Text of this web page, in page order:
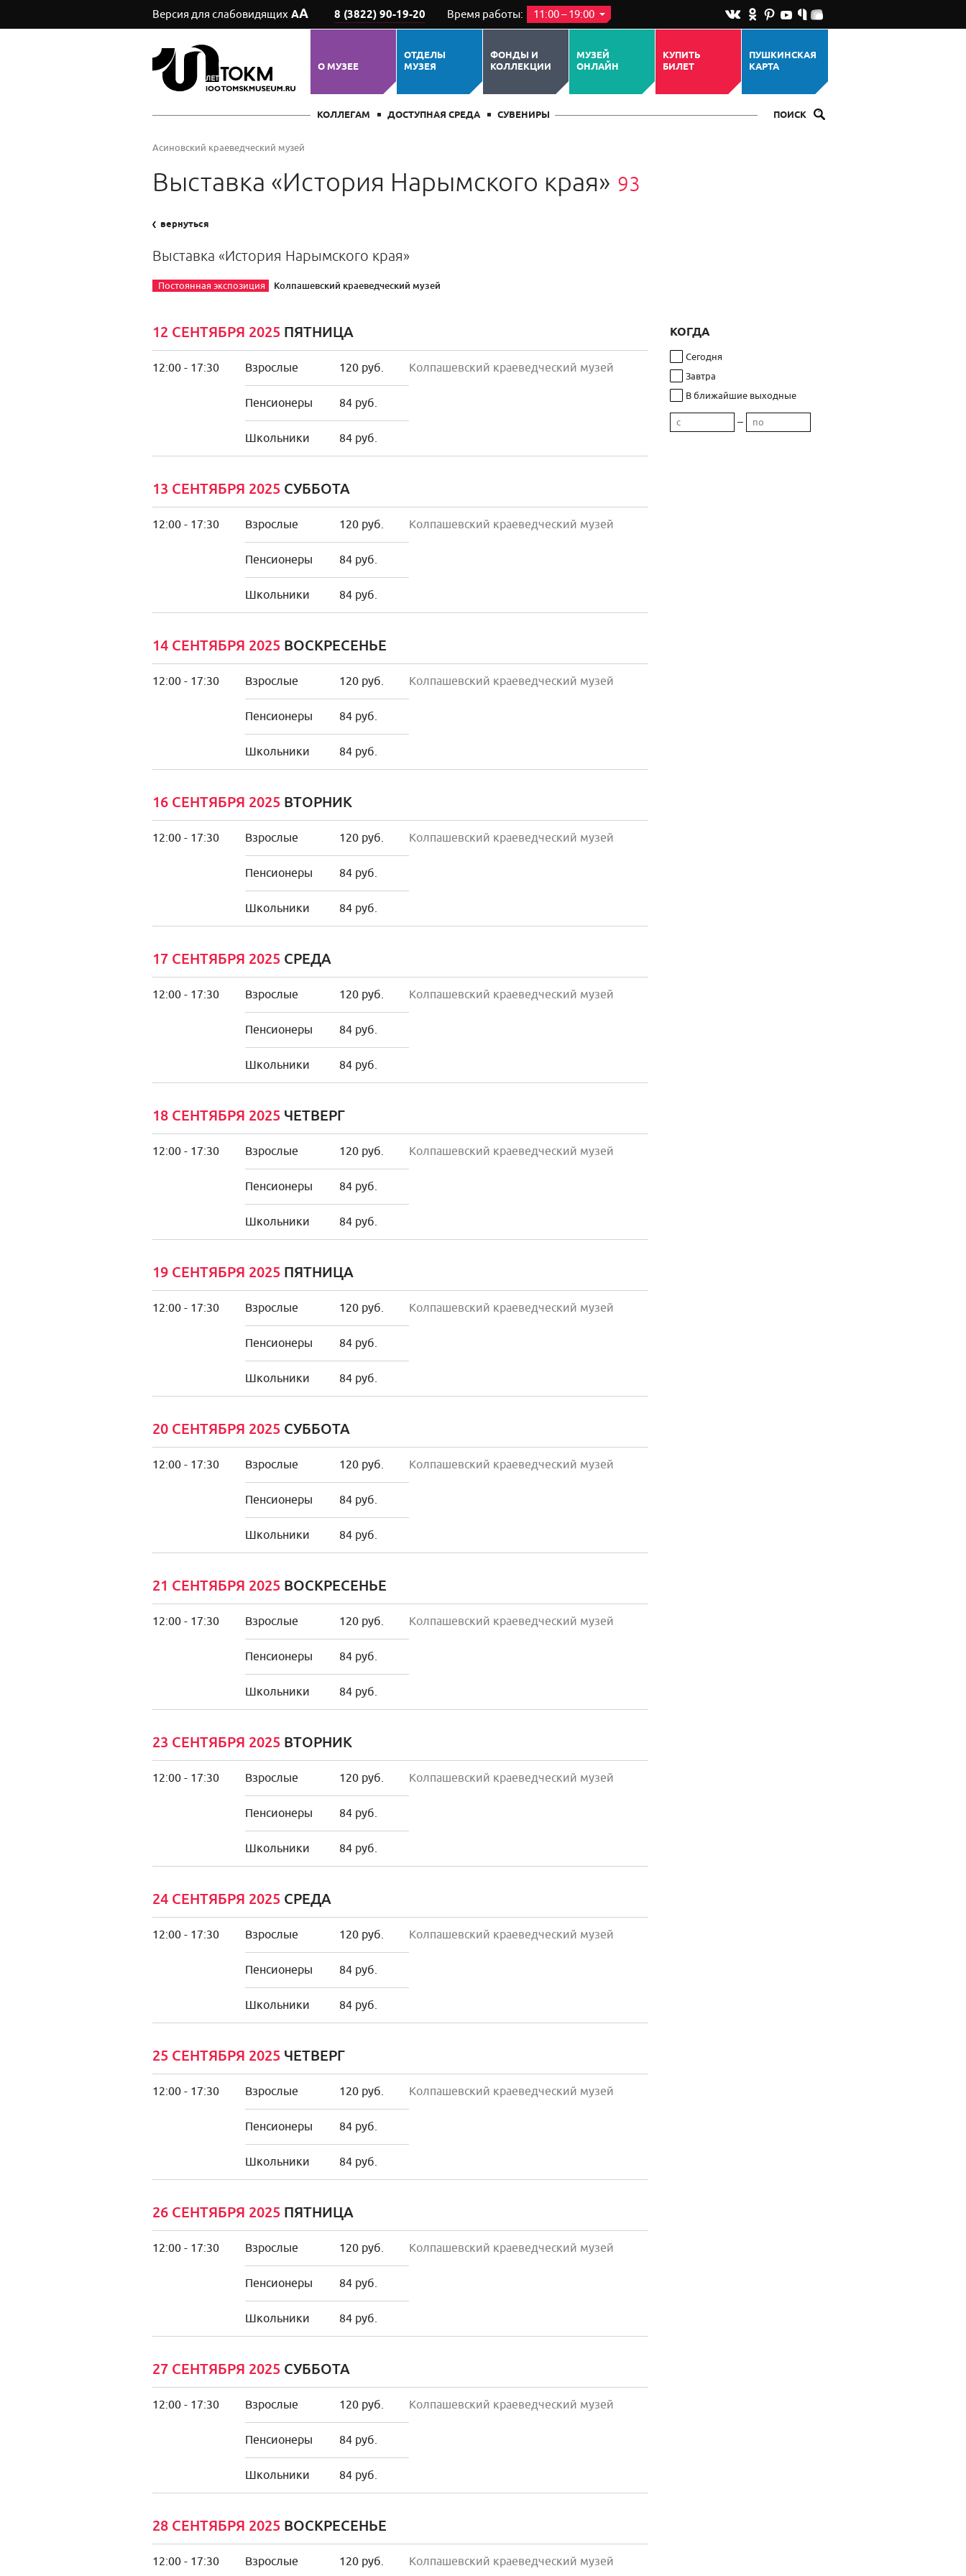
Версия для слабовидящих АА 8 (3822) 90-19-20 Время работы: 11:00 – 19:00
О МУЗЕЕ
ОТДЕЛЫ
МУЗЕЯ
ФОНДЫ И
КОЛЛЕКЦИИ
МУЗЕЙ
ОНЛАЙН
КУПИТЬ
БИЛЕТ
ПУШКИНСКАЯ
КАРТА
КОЛЛЕГАМ ДОСТУПНАЯ СРЕДА СУВЕНИРЫ ПОИСК
Асиновский краеведческий музей
Выставка «История Нарымского края» 93
вернуться
Выставка «История Нарымского края»
Постоянная экспозиция Колпашевский краеведческий музей
КОГДА
Сегодня
Завтра
В ближайшие выходные
–
12 СЕНТЯБРЯ 2025 ПЯТНИЦА
12:00 - 17:30 Взрослые 120 руб. Колпашевский краеведческий музей
Пенсионеры 84 руб.
Школьники 84 руб.
13 СЕНТЯБРЯ 2025 СУББОТА
12:00 - 17:30 Взрослые 120 руб. Колпашевский краеведческий музей
Пенсионеры 84 руб.
Школьники 84 руб.
14 СЕНТЯБРЯ 2025 ВОСКРЕСЕНЬЕ
12:00 - 17:30 Взрослые 120 руб. Колпашевский краеведческий музей
Пенсионеры 84 руб.
Школьники 84 руб.
16 СЕНТЯБРЯ 2025 ВТОРНИК
12:00 - 17:30 Взрослые 120 руб. Колпашевский краеведческий музей
Пенсионеры 84 руб.
Школьники 84 руб.
17 СЕНТЯБРЯ 2025 СРЕДА
12:00 - 17:30 Взрослые 120 руб. Колпашевский краеведческий музей
Пенсионеры 84 руб.
Школьники 84 руб.
18 СЕНТЯБРЯ 2025 ЧЕТВЕРГ
12:00 - 17:30 Взрослые 120 руб. Колпашевский краеведческий музей
Пенсионеры 84 руб.
Школьники 84 руб.
19 СЕНТЯБРЯ 2025 ПЯТНИЦА
12:00 - 17:30 Взрослые 120 руб. Колпашевский краеведческий музей
Пенсионеры 84 руб.
Школьники 84 руб.
20 СЕНТЯБРЯ 2025 СУББОТА
12:00 - 17:30 Взрослые 120 руб. Колпашевский краеведческий музей
Пенсионеры 84 руб.
Школьники 84 руб.
21 СЕНТЯБРЯ 2025 ВОСКРЕСЕНЬЕ
12:00 - 17:30 Взрослые 120 руб. Колпашевский краеведческий музей
Пенсионеры 84 руб.
Школьники 84 руб.
23 СЕНТЯБРЯ 2025 ВТОРНИК
12:00 - 17:30 Взрослые 120 руб. Колпашевский краеведческий музей
Пенсионеры 84 руб.
Школьники 84 руб.
24 СЕНТЯБРЯ 2025 СРЕДА
12:00 - 17:30 Взрослые 120 руб. Колпашевский краеведческий музей
Пенсионеры 84 руб.
Школьники 84 руб.
25 СЕНТЯБРЯ 2025 ЧЕТВЕРГ
12:00 - 17:30 Взрослые 120 руб. Колпашевский краеведческий музей
Пенсионеры 84 руб.
Школьники 84 руб.
26 СЕНТЯБРЯ 2025 ПЯТНИЦА
12:00 - 17:30 Взрослые 120 руб. Колпашевский краеведческий музей
Пенсионеры 84 руб.
Школьники 84 руб.
27 СЕНТЯБРЯ 2025 СУББОТА
12:00 - 17:30 Взрослые 120 руб. Колпашевский краеведческий музей
Пенсионеры 84 руб.
Школьники 84 руб.
28 СЕНТЯБРЯ 2025 ВОСКРЕСЕНЬЕ
12:00 - 17:30 Взрослые 120 руб. Колпашевский краеведческий музей